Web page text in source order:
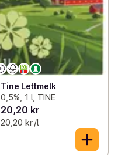
Tine Lettmelk
0,5%, 1 l, TINE
20,20 kr
20,20 kr /l